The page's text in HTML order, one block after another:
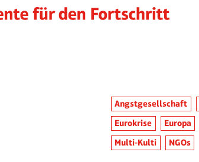
Angstgesellschaft
Eurokrise
Europa
Multi-Kulti
NGOs